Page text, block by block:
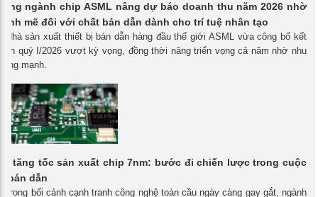
ngành chip ASML nâng dự báo doanh thu năm 2026 nhờ
mẽ đối với chất bán dẫn dành cho trí tuệ nhân tạo
Nhà sản xuất thiết bị bán dẫn hàng đầu thế giới ASML vừa công bố kết
quý I/2026 vượt kỳ vọng, đồng thời nâng triển vọng cả năm nhờ nhu
mạnh.
tăng tốc sản xuất chip 7nm: bước đi chiến lược trong cuộc
bán dẫn
Trong bối cảnh cạnh tranh công nghệ toàn cầu ngày càng gay gắt, ngành